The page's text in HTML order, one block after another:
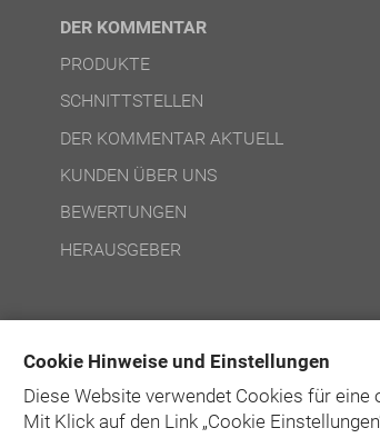
Cookie Hinweise und Einstellungen
Diese Website verwendet Cookies für
Mit Klick auf den Link „Cookie
DER KOMMENTAR
PRODUKTE
SCHNITTSTELLEN
DER KOMMENTAR AKTUELL
KUNDEN ÜBER UNS
BEWERTUNGEN
HERAUSGEBER